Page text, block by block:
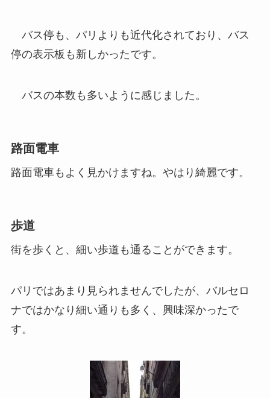
バス停も、パリよりも近代化されており、バス
停の表示板も新しかったです。
バスの本数も多いように感じました。
路面電車
路面電車もよく見かけますね。やはり綺麗です。
歩道
街を歩くと、細い歩道も通ることができます。
パリではあまり見られませんでしたが、バルセロ
ナではかなり細い通りも多く、興味深かったで
す。